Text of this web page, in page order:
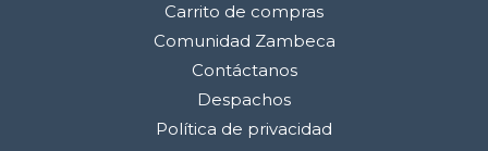
Carrito de compras
Comunidad Zambeca
Contáctanos
Despachos
Política de privacidad